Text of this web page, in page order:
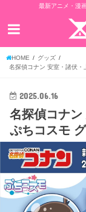
最新アニメ・漫
HOME
グッズ
名探偵コナン 安室・諸伏
2025.06.16
名探偵コナ
ぷちコスモ